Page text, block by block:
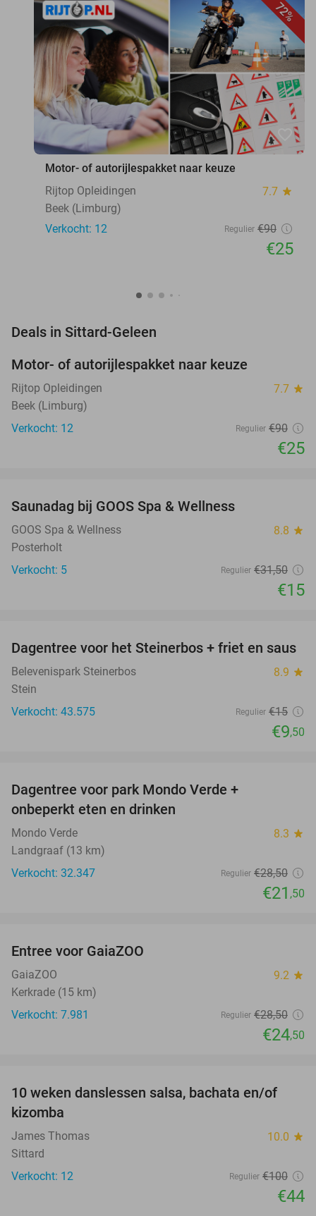
72%
favorite_border
Motor- of autorijlespakket naar keuze
Rijtop Opleidingen
7.7 star
Beek (Limburg)
Verkocht: 12
Regulier €90
€25
Deals in Sittard-Geleen
Motor- of autorijlespakket naar keuze
Rijtop Opleidingen 7.7 star
Beek (Limburg)
Verkocht: 12
Regulier €90
€25
TODAY
Saunadag bij GOOS Spa & Wellness
GOOS Spa & Wellness 8.8 star
Posterholt
Verkocht: 5
Regulier €31,50
€15
37%
Dagentree voor het Steinerbos + friet en saus
Belevenispark Steinerbos 8.9 star
Stein
Verkocht: 43.575
Regulier €15
€9,50
Dagentree voor park Mondo Verde +
onbeperkt eten en drinken
Mondo Verde 8.3 star
Landgraaf (13 km)
Verkocht: 32.347
Regulier €28,50
€21 ,50
Entree voor GaiaZOO
GaiaZOO 9.2 star
Kerkrade (15 km)
Verkocht: 7.981
Regulier €28,50
€24,50
56%
10 weken danslessen salsa, bachata en/of
kizomba
James Thomas 10.0 star
Sittard
Verkocht: 12
Regulier €100
€44